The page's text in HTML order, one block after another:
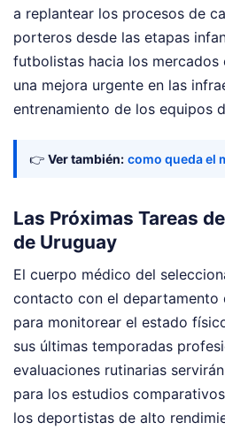
a replantear los procesos de
porteros desde las etapas
futbolistas hacia los mercados
una mejora urgente en las
entrenamiento de los equipos
👉 Ver también: como queda el
Las Próximas Tareas
de Uruguay
El cuerpo médico del
contacto con el departamento
para monitorear el estado
sus últimas temporadas
evaluaciones rutinarias
para los estudios
los deportistas de alto